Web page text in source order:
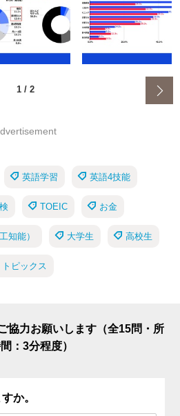
1 / 2
英語学習 英語4技能
TOEIC お金
知能） 大学生 高校生
ピックス
協力お願いします（全15問・所
：3分程度）
か。